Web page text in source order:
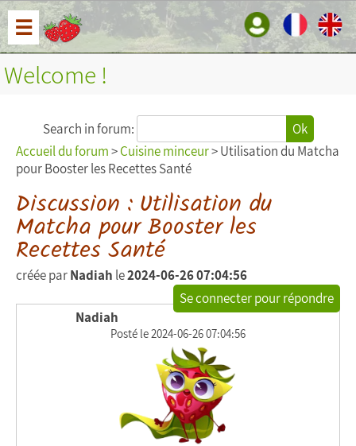
☰
Welcome !
Search in forum:
Ok
Accueil du forum>Cuisine minceur> Utilisation du Matcha
pour Booster les Recettes Santé
Discussion : Utilisation du
Matcha pour Booster les
Recettes Santé
créée parNadiah le2024-06-26 07:04:56
Se connecter pour répondre
Nadiah
Posté le 2024-06-26 07:04:56